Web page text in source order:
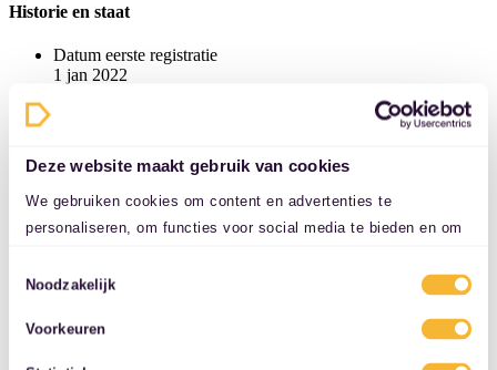
Deze website maakt gebruik van cookies
We gebruiken cookies om content en advertenties te
personaliseren, om functies voor social media te bieden en om
uw gebruik van onze site met onze partners voor social media,
combineren met andere informatie die u aan ze heeft verstrekt
of die ze hebben verzameld op basis van uw gebruik van hun
Toestemmingsselectie
Noodzakelijk
Voorkeuren
Historie en staat
Datum eerste registratie
1 jan 2022
Aantal handzenders
2
Financiële informatie
Vrijgesteld van BPM
Nieuwprijs